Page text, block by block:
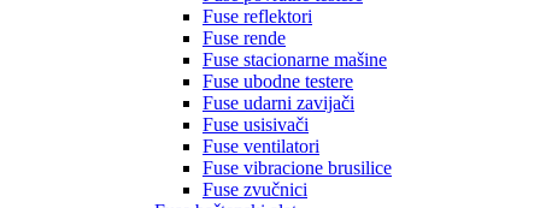
Fuse reflektori
Fuse rende
Fuse stacionarne mašine
Fuse ubodne testere
Fuse udarni zavijači
Fuse usisivači
Fuse ventilatori
Fuse vibracione brusilice
Fuse zvučnici